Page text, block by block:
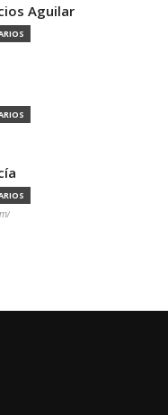
Aguilar